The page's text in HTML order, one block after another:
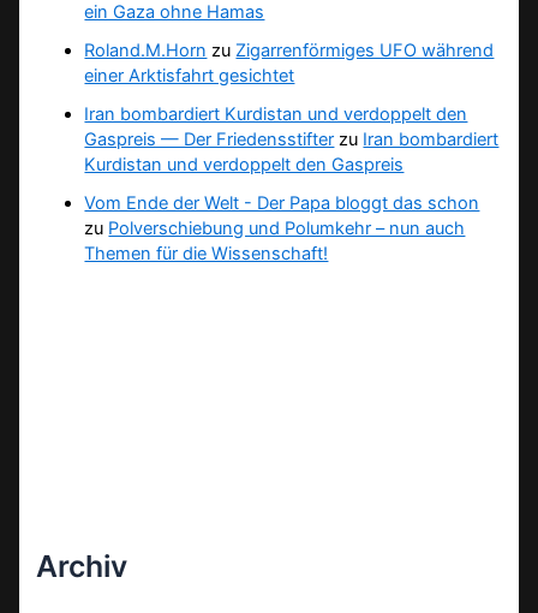
ein Gaza ohne Hamas
Roland.M.Horn zu Zigarrenförmiges UFO während
einer Arktisfahrt gesichtet
Iran bombardiert Kurdistan und verdoppelt den
Gaspreis — Der Friedensstifter zu Iran bombardiert
Kurdistan und verdoppelt den Gaspreis
Vom Ende der Welt - Der Papa bloggt das schon
zu Polverschiebung und Polumkehr – nun auch
Themen für die Wissenschaft!
Archiv